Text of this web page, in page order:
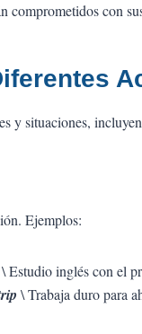
comprometidos con
y situaciones,
Ejemplos:
\ Estudio inglés con el
\ Trabaja duro para